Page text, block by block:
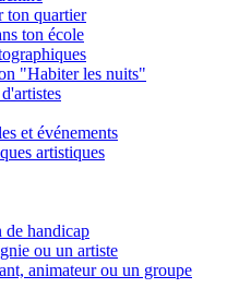
ton quartier
ton école
"Habiter les nuits"
et événements
artistiques
de handicap
ou un artiste
animateur ou un groupe